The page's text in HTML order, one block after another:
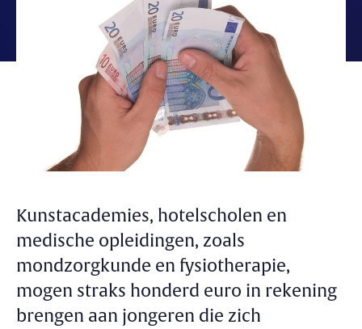
Kunstacademies, hotelscholen en
medische opleidingen, zoals
mondzorgkunde en fysiotherapie,
mogen straks honderd euro in rekening
brengen aan jongeren die zich